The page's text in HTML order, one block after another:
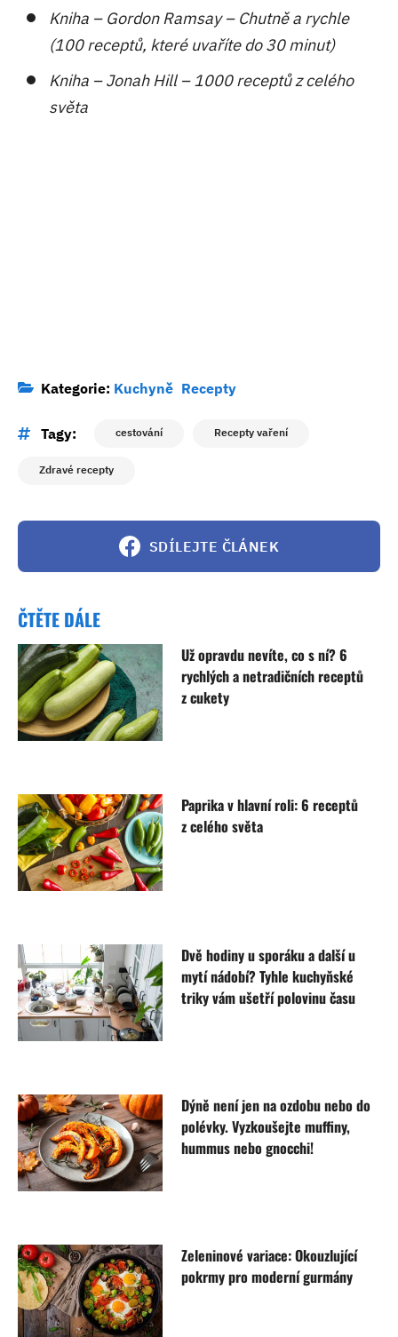
Kniha – Gordon Ramsay – Chutně a rychle
(100 receptů, které uvaříte do 30 minut)
Kniha – Jonah Hill – 1000 receptů z celého
světa
Kategorie: Kuchyně Recepty
Tagy: cestování Recepty vaření
Zdravé recepty
SDÍLEJTE ČLÁNEK
ČTĚTE DÁLE
Už opravdu nevíte, co s ní? 6
rychlých a netradičních receptů
z cukety
Paprika v hlavní roli: 6 receptů
z celého světa
Dvě hodiny u sporáku a další u
mytí nádobí? Tyhle kuchyňské
triky vám ušetří polovinu času
Dýně není jen na ozdobu nebo do
polévky. Vyzkoušejte muffiny,
hummus nebo gnocchi!
Zeleninové variace: Okouzlující
pokrmy pro moderní gurmány